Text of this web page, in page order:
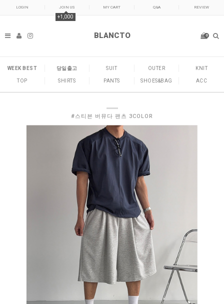
LOGIN JOIN US
+1,000
MY CART Q&A REVIEW
BLANCTO 0
WEEK BEST 당일출고 SUIT OUTER KNIT
TOP SHIRTS PANTS SHOES&BAG ACC
#스티븐 버뮤다 팬츠 3COLOR